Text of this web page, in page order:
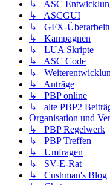
↳ ASC
↳ ASCGUI
↳ GFX-
↳ Kampagnen
↳ LUA Skripte
↳ ASC Code
↳
↳ Anträge
↳ PBP online
↳ alte PBP2
Organisation und
↳ PBP Regelwerk
↳ PBP Treffen
↳ Umfragen
↳ SV-E-Rat
↳ Cushman's Blog